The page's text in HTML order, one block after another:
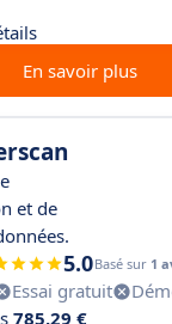
En savoir plus
et de
5.0Basé sur 1
Essai gratuit
785,29 €